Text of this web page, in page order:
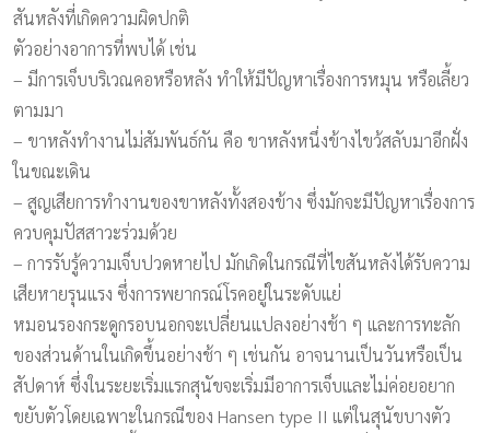
สันหลังที่เกิดความผิดปกติ
ตัวอย่างอาการที่พบได้ เช่น
– มีการเจ็บบริเวณคอหรือหลัง ทำให้มีปัญหาเรื่องการหมุน หรือเลี้ยว
ตามมา
– ขาหลังทำงานไม่สัมพันธ์กัน คือ ขาหลังหนึ่งข้างไขว้สลับมาอีกฝั่ง
ในขณะเดิน
– สูญเสียการทำงานของขาหลังทั้งสองข้าง ซึ่งมักจะมีปัญหาเรื่องการ
ควบคุมปัสสาวะร่วมด้วย
– การรับรู้ความเจ็บปวดหายไป มักเกิดในกรณีที่ไขสันหลังได้รับความ
เสียหายรุนแรง ซึ่งการพยากรณ์โรคอยู่ในระดับแย่
หมอนรองกระดูกรอบนอกจะเปลี่ยนแปลงอย่างช้า ๆ และการทะลัก
ของส่วนด้านในเกิดขึ้นอย่างช้า ๆ เช่นกัน อาจนานเป็นวันหรือเป็น
สัปดาห์ ซึ่งในระยะเริ่มแรกสุนัขจะเริ่มมีอาการเจ็บและไม่ค่อยอยาก
ขยับตัวโดยเฉพาะในกรณีของ Hansen type II แต่ในสุนัขบางตัว